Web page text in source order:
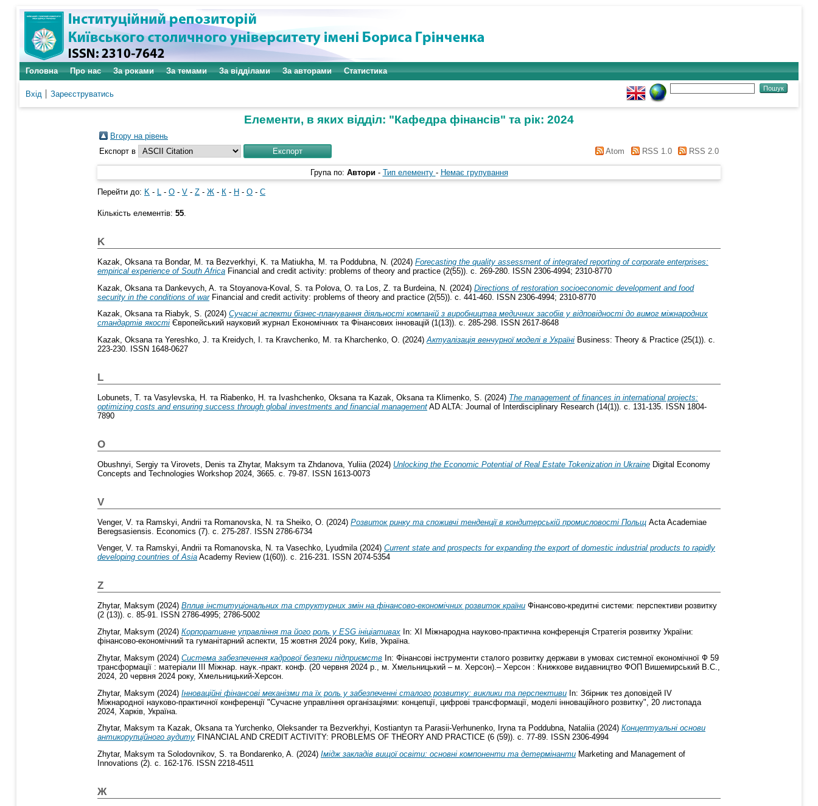
Головна Про нас За роками За темами За відділами За авторами Статистика
Вхід Зареєструватись
Елементи, в яких відділ: "Кафедра фінансів" та рік: 2024
Вгору на рівень
Експорт в
Atom RSS 1.0 RSS 2.0
Група по: Автори- Тип елементу - Немає групування
Перейти до: K - L - O - V - Z - Ж - К - Н - О - С
Кількість елементів: 55.
K
Kazak, Oksana та Bondar, M. та Bezverkhyi, K. та Matiukha, M. та Poddubna, N. (2024) Forecasting the quality assessment of integrated reporting of corporate enterprises:
empirical experience of South Africa Financial and credit activity: problems of theory and practice (2(55)). с. 269-280. ISSN 2306-4994; 2310-8770
Kazak, Oksana та Dankevych, A. та Stoyanova-Koval, S. та Polova, O. та Los, Z. та Burdeina, N. (2024) Directions of restoration socioeconomic development and food
security in the conditions of warFinancial and credit activity: problems of theory and practice (2(55)). с. 441-460. ISSN 2306-4994; 2310-8770
Kazak, Oksanaта Riabyk, S. (2024) Сучасні аспекти бізнес-планування діяльності компаній з виробництва медичних засобів у відповідності до вимог міжнародних
стандартів якості Європейський науковий журнал Економічних та Фінансових інновацій (1(13)). с. 285-298. ISSN 2617-8648
Kazak, Oksanaта Yereshko, J. та Kreidych, I. та Kravchenko, M. та Kharchenko, О. (2024)Актуалізація венчурної моделі в Україні Business: Theory & Practice (25(1)). с.
223-230. ISSN 1648-0627
L
Lobunets, T. та Vasylevska, H. та Riabenko, H. та Ivashchenko, Oksana та Kazak, Oksana та Klimenko, S. (2024) The management of finances in international projects:
optimizing costs and ensuring success through global investments and financial management AD ALTA: Journal of Interdisciplinary Research (14(1)). с. 131-135. ISSN 1804-
7890
O
Obushnyi, Sergiy та Virovets, Denis та Zhytar, Maksym та Zhdanova, Yuliia (2024) Unlocking the Economic Potential of Real Estate Tokenization in Ukraine Digital Economy
Concepts and Technologies Workshop 2024, 3665. с. 79-87. ISSN 1613-0073
V
Venger, V. та Ramskyi, Andrii та Romanovska, N. та Sheiko, O. (2024) Розвиток ринку та споживчі тенденції в кондитерській промисловості Польщ Acta Academiae
Beregsasiensis. Economics (7). с. 275-287. ISSN 2786-6734
Venger, V. та Ramskyi, Andrii та Romanovska, N. та Vasechko, Lyudmila(2024) Current state and prospects for expanding the export of domestic industrial products to rapidly
developing countries of Asia Academy Review (1(60)). с. 216-231. ISSN 2074-5354
Z
Zhytar, Maksym (2024) Вплив інституціональних та структурних змін на фінансово-економічних розвиток країни Фінансово-кредитні системи: перспективи розвитку
(2 (13)). с. 85-91. ISSN 2786-4995; 2786-5002
Zhytar, Maksym (2024) Корпоративне управління та його роль у ESG ініціативах In: XІ Міжнародна науково-практична конференція Стратегія розвитку України:
фінансово-економічний та гуманітарний аспекти, 15 жовтня 2024 року, Київ, Україна.
Zhytar, Maksym (2024) Система забезпечення кадрової безпеки підприємств In: Фінансові інструменти сталого розвитку держави в умовах системної економічної Ф 59
трансформації : матеріали ІІІ Міжнар. наук.-практ. конф. (20 червня 2024 р., м. Хмельницький – м. Херсон).– Херсон : Книжкове видавництво ФОП Вишемирський В.С.,
2024, 20 червня 2024 року, Хмельницький-Херсон.
Zhytar, Maksym (2024) Інноваційні фінансові механізми та їх роль у забезпеченні сталого розвитку: виклики та перспективи In: Збірник тез доповідей ІV
Міжнародної науково-практичної конференції "Сучасне управління організаціями: концепції, цифрові трансформації, моделі інноваційного розвитку", 20 листопада
2024, Харків, Україна.
Zhytar, Maksym та Kazak, Oksanaта Yurchenko, Oleksanderта Bezverkhyi, Kostiantyn та Parasii-Verhunenko, Irynaта Poddubna, Nataliia(2024) Концептуальні основи
антикорупційного аудиту FINANCIAL AND CREDIT ACTIVITY: PROBLEMS OF THEORY AND PRACTICE (6 (59)). с. 77-89. ISSN 2306-4994
Zhytar, Maksym та Solodovnikov, S. та Bondarenko, A. (2024) Імідж закладів вищої освіти: основні компоненти та детермінанти Marketing and Management of
Innovations (2). с. 162-176. ISSN 2218-4511
Ж